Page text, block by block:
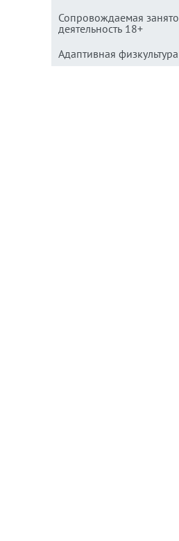
Сопровождаемая
деятельность 18+
Адаптивная